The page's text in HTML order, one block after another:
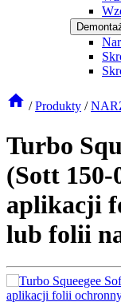
/ Produkty /
Turbo
(Sott 150-
aplikacji
lub folii